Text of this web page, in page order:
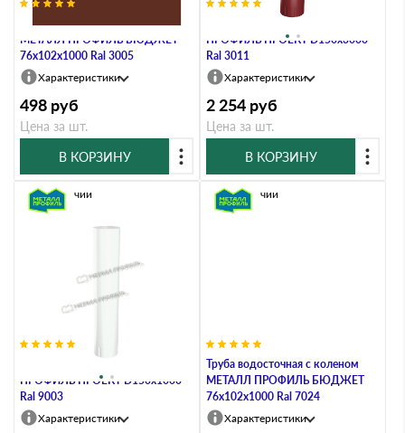
Труба водосточная с коленом
МЕТАЛЛ ПРОФИЛЬ БЮДЖЕТ
76х102х1000 Ral 3005
Характеристики
498 руб
Цена за шт.
В КОРЗИНУ
ПРОФИЛЬ ПРОЕКТ D150х3000
Ral 3011
Характеристики
2 254 руб
Цена за шт.
В КОРЗИНУ
ПРОФИЛЬ ПРОЕКТ D150х1000
Ral 9003
В наличии
Характеристики
Труба водосточная с коленом
МЕТАЛЛ ПРОФИЛЬ БЮДЖЕТ
76х102х1000 Ral 7024
В наличии
Характеристики